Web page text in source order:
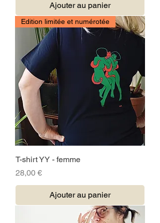
Ajouter au panier
Edition limitée et numérotée
T-shirt YY - femme
Prix
28,00 €
Ajouter au panier